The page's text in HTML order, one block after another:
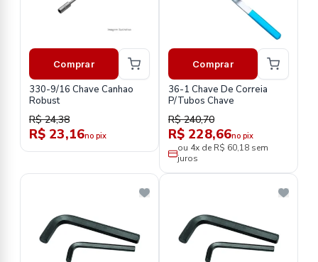
Comprar
330-9/16 Chave Canhao
Robust
R$ 24,38
R$ 23,16no pix
Comprar
36-1 Chave De Correia
P/Tubos Chave
R$ 240,70
R$ 228,66no pix
ou 4x de R$ 60,18 sem
juros